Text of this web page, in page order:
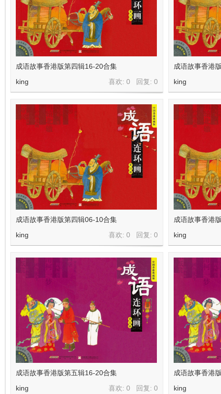
成语故事香港版第四辑16-20合集
喜欢: 0 回复: 0
king
成语故事香港
king
成语故事香港版第四辑06-10合集
喜欢: 0 回复: 0
king
成语故事香港
king
成语故事香港版第五辑16-20合集
喜欢: 0 回复: 0
king
成语故事香港
king